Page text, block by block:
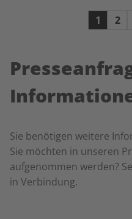
1 2
Sie benötigen weitere
Sie möchten in unseren
aufgenommen werden?
in Verbindung.